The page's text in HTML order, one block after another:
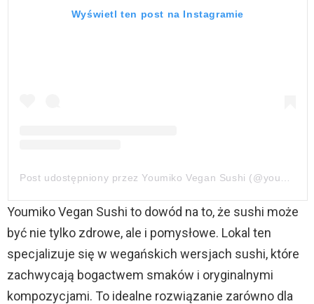
Wyświetl ten post na Instagramie
Youmiko Vegan Sushi to dowód na to, że sushi może
być nie tylko zdrowe, ale i pomysłowe. Lokal ten
specjalizuje się w wegańskich wersjach sushi, które
zachwycają bogactwem smaków i oryginalnymi
kompozycjami. To idealne rozwiązanie zarówno dla